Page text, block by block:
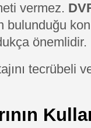
vermez.
bulunduğu
önemlidir.
tecrübeli